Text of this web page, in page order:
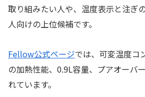
取り組みたい人や、温度表示と注ぎ
人向けの上位候補です。
Fellow公式ページでは、可変温度コ
の加熱性能、0.9L容量、プアオーバ
れています。